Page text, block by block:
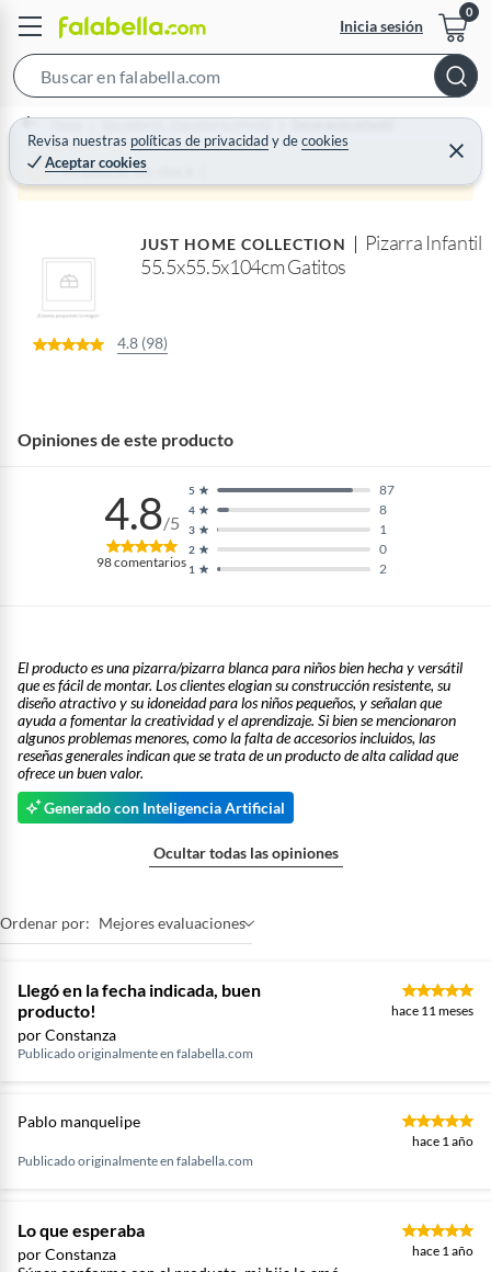
Inicia sesión
e
a
c
B
a
Revisa nuestras políticas de privacidadydecookies
Aceptar cookies
C
e
r
Home Dormitorio - Dormitorio Infantil Decoración Infantil
Producto sin stock :(
JUST HOME COLLECTION
Pizarra Infantil
55.5x55.5x104cm Gatitos
4.8 (98)
Opiniones de este producto
4.8/5
98comentarios 1 2
2 0
3 1
4 8
5 87
El producto es una pizarra/pizarra blanca para niños bien hecha y versátil
que es fácil de montar. Los clientes elogian su construcción resistente, su
diseño atractivo y su idoneidad para los niños pequeños, y señalan que
ayuda a fomentar la creatividad y el aprendizaje. Si bien se mencionaron
algunos problemas menores, como la falta de accesorios incluidos, las
reseñas generales indican que se trata de un producto de alta calidad que
ofrece un buen valor.
Generado con Inteligencia Artificial
Ocultar todas las opiniones
Ordenar por: Mejores evaluaciones
Llegó en la fecha indicada, buen
producto!
por Constanza
hace 11 meses
Publicado originalmente en falabella.com
Pablo manquelipe
hace 1 año
Publicado originalmente en falabella.com
Lo que esperaba
por Constanza hace 1 año